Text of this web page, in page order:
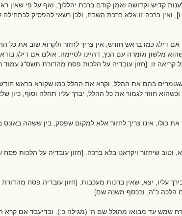
קדיש וקדושה ואמן קודם ברכת יהללוך, ואף על פי שאין
ואין ברכה זו אלא ברכת השבח, ולכן רשאי להפסיק לכתחילה
כמו בראש חודש, אין צריך לחזור ולקרוא שוב את כל
מלשון וגומרה עם הנץ, דהיינו לסיימה. אולם אם דילג
קריאה זו. [חזון עובדיה על הלכות פסח מהדורת תשס"ג
בהם את ההלל, וקרא את ההלל כמו שקורא בראש
חוזר לגמור את כל ההלל, יברך עליו תחלה וסוף, כיון
אינו צריך לחזור אלא למקום שפסק, בין ששהה באונס
שיחזור ויקראנו בלא ברכה. [חזון עובדיה על הלכות
עליו, יצא, שאין ברכות מעכבות. [חזון עובדיה פסח
הלכה כ"ה, ובכסף משנה שם].
שמש עד מבואו מהולל שם ה' (מגילה כ:). ובדיעבד אם קרא